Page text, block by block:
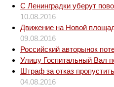
С Ленинградки уберут
10.08.2016
Движение на Новой
09.08.2016
Российский авторынок
Улицу Госпитальный Вал
Штраф за отказ
04.08.2016